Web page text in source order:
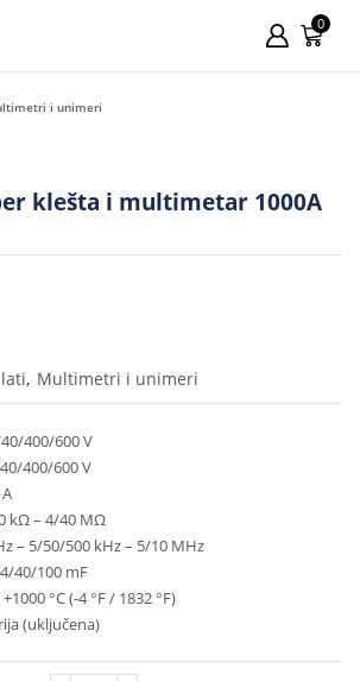
0
i unimeri
klešta i multimetar 1000A
, Multimetri i unimeri
400/600 V
400/600 V
kΩ – 4/40 MΩ
– 5/50/500 kHz – 5/10 MHz
40/100 mF
°C (-4 °F / 1832 °F)
(uključena)